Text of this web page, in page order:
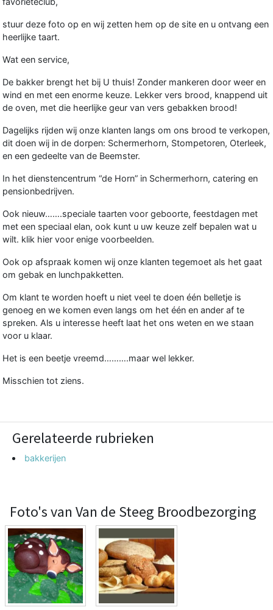
stuur deze foto op en wij zetten hem op de site en u ontvang een
heerlijke taart.
Wat een service,
De bakker brengt het bij U thuis! Zonder mankeren door weer en
wind en met een enorme keuze. Lekker vers brood, knappend uit
de oven, met die heerlijke geur van vers gebakken brood!
Dagelijks rijden wij onze klanten langs om ons brood te verkopen,
dit doen wij in de dorpen: Schermerhorn, Stompetoren, Oterleek,
en een gedeelte van de Beemster.
In het dienstencentrum “de Horn” in Schermerhorn, catering en
pensionbedrijven.
Ook nieuw…….speciale taarten voor geboorte, feestdagen met
met een speciaal elan, ook kunt u uw keuze zelf bepalen wat u
wilt. klik hier voor enige voorbeelden.
Ook op afspraak komen wij onze klanten tegemoet als het gaat
om gebak en lunchpakketten.
Om klant te worden hoeft u niet veel te doen één belletje is
genoeg en we komen even langs om het één en ander af te
spreken. Als u interesse heeft laat het ons weten en we staan
voor u klaar.
Het is een beetje vreemd……….maar wel lekker.
Misschien tot ziens.
Gerelateerde rubrieken
bakkerijen
Foto's van Van de Steeg Broodbezorging